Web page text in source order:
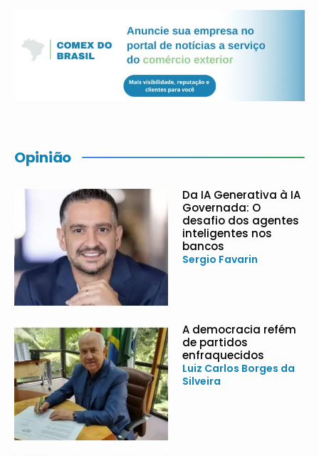
Opinião
Da IA Generativa à IA
Governada: O
desafio dos agentes
inteligentes nos
bancos
Sergio Favarin
A democracia refém
de partidos
enfraquecidos
Luiz Carlos Borges da
Silveira